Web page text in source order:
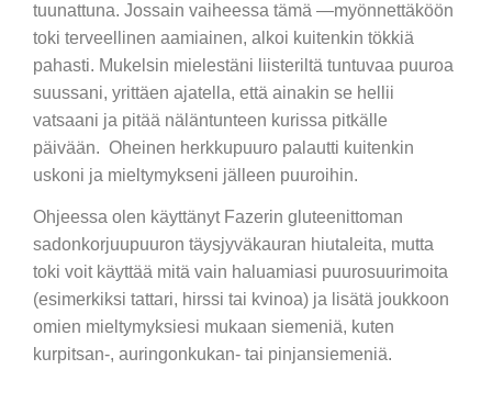
tuunattuna. Jossain vaiheessa tämä —myönnettäköön
toki terveellinen aamiainen, alkoi kuitenkin tökkiä
pahasti. Mukelsin mielestäni liisteriltä tuntuvaa puuroa
suussani, yrittäen ajatella, että ainakin se hellii
vatsaani ja pitää näläntunteen kurissa pitkälle
päivään. Oheinen herkkupuuro palautti kuitenkin
uskoni ja mieltymykseni jälleen puuroihin.
Ohjeessa olen käyttänyt Fazerin gluteenittoman
sadonkorjuupuuron täysjyväkauran hiutaleita, mutta
toki voit käyttää mitä vain haluamiasi puurosuurimoita
(esimerkiksi tattari, hirssi tai kvinoa) ja lisätä joukkoon
omien mieltymyksiesi mukaan siemeniä, kuten
kurpitsan-, auringonkukan- tai pinjansiemeniä.